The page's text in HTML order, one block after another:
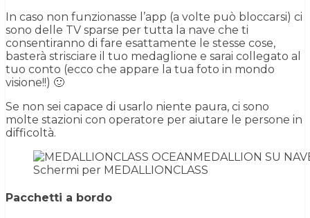
In caso non funzionasse l’app (a volte può bloccarsi) ci
sono delle TV sparse per tutta la nave che ti
consentiranno di fare esattamente le stesse cose,
basterà strisciare il tuo medaglione e sarai collegato al
tuo conto (ecco che appare la tua foto in mondo
visione!!) 🙂
Se non sei capace di usarlo niente paura, ci sono
molte stazioni con operatore per aiutare le persone in
difficoltà.
Schermi per MEDALLIONCLASS
Pacchetti a bordo